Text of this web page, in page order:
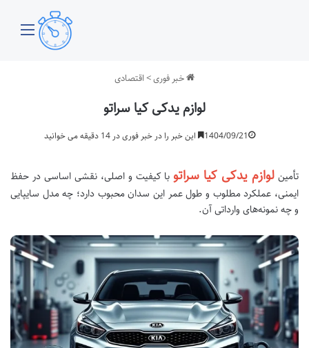
خبر فوری> اقتصادی
لوازم یدکی کیا سراتو
1404/09/21 این خبر را در خبر فوری در 14 دقیقه می خوانید
تأمین لوازم یدکی کیا سراتو با کیفیت و اصلی، نقشی اساسی در حفظ
ایمنی، عملکرد مطلوب و طول عمر این سدان محبوب دارد؛ چه مدل سایپایی
و چه نمونه‌های وارداتی آن.